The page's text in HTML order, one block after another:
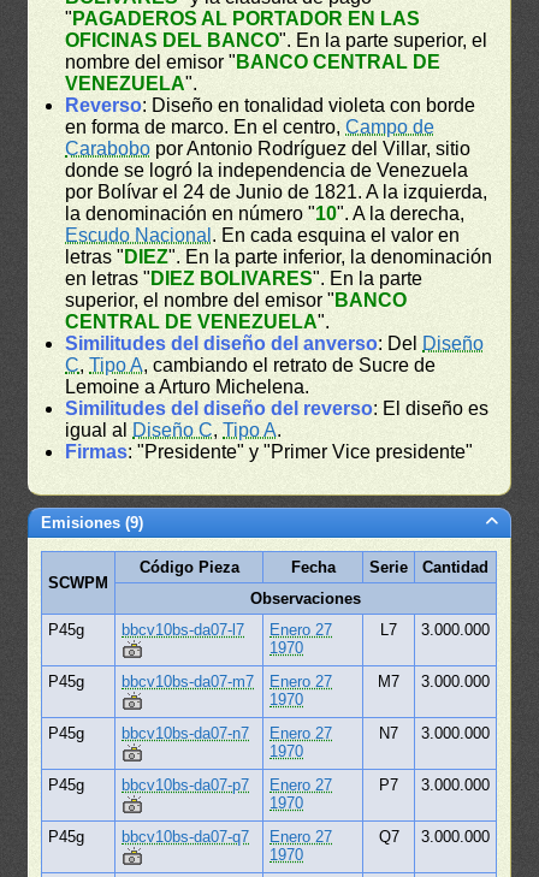
" PAGADEROS AL PORTADOR EN LAS
OFICINAS DEL BANCO". En la parte superior, el
nombre del emisor " BANCO CENTRAL DE
VENEZUELA".
Reverso: Diseño en tonalidad violeta con borde
en forma de marco. En el centro,Campo de
Carabobo por Antonio Rodríguez del Villar, sitio
donde se logró la independencia de Venezuela
por Bolívar el 24 de Junio de 1821. A la izquierda,
la denominación en número "10". A la derecha,
Escudo Nacional . En cada esquina el valor en
letras " DIEZ". En la parte inferior, la denominación
en letras " DIEZ BOLIVARES". En la parte
superior, el nombre del emisor " BANCO
CENTRAL DE VENEZUELA".
Similitudes del diseño del anverso: Del Diseño
C,Tipo A, cambiando el retrato de Sucre de
Lemoine a Arturo Michelena.
Similitudes del diseño del reverso: El diseño es
igual al Diseño C,Tipo A.
Firmas: "Presidente" y "Primer Vice presidente"
Emisiones (9)
SCWPM
Código Pieza Fecha Serie
Cantidad
Observaciones
P45g
bbcv10bs-da07-l7
Enero 27
1970
L7 3.000.000
P45g bbcv10bs-da07-m7
Enero 27
1970
M7 3.000.000
P45g bbcv10bs-da07-n7
Enero 27
1970
N7 3.000.000
P45g bbcv10bs-da07-p7
Enero 27
1970
P7 3.000.000
P45g bbcv10bs-da07-q7
Enero 27
1970
Q7 3.000.000